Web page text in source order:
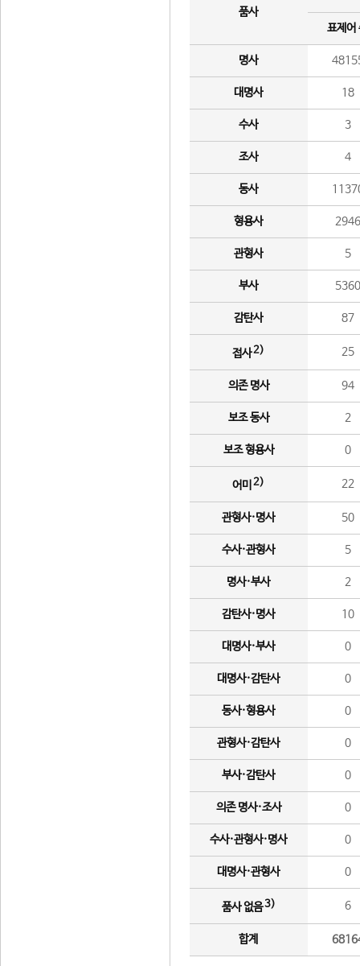
품사
표제어
명사
대명사 18
수사 3
조사 4
동사
형용사 2946
관형사 5
부사 5360
감탄사 87
접사2) 25
의존 명사 94
보조 동사 2
보조 형용사 0
어미 2) 22
관형사·명사 50
수사·관형사 5
명사·부사 2
감탄사·명사 10
대명사·부사 0
대명사·감탄사 0
동사·형용사 0
관형사·감탄사 0
부사·감탄사 0
의존 명사·조사 0
수사·관형사·명사 0
대명사·관형사 0
품사 없음3) 6
합계